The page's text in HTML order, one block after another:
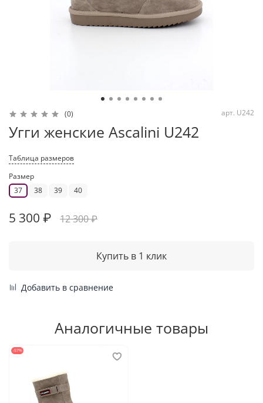
(0) арт. U242
Угги женские Ascalini U242
Таблица размеров
Размер
37
38 39 40
5 300 ₽ 12 300 ₽
Купить в 1 клик
Добавить в сравнение
Аналогичные товары
-57%